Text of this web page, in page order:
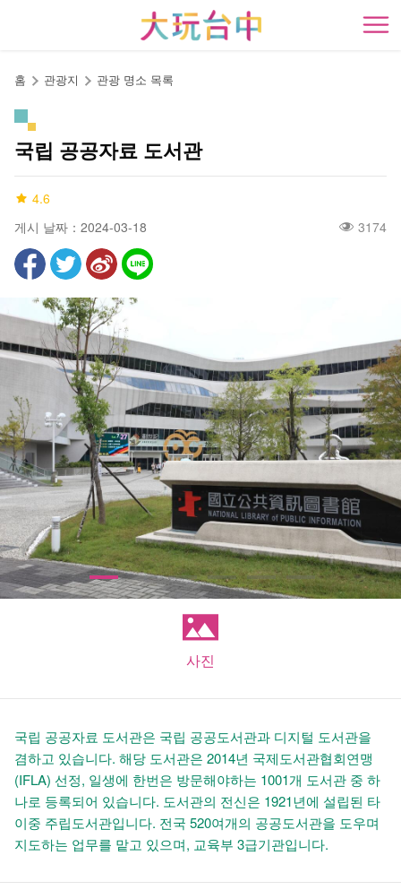
開
홈 관광지 관광 명소 목록
국립 공공자료 도서관
4.6
게시 날짜：2024-03-18
3174
사진
국립 공공자료 도서관은 국립 공공도서관과 디지털 도서관을
겸하고 있습니다. 해당 도서관은 2014년 국제도서관협회연맹
(IFLA) 선정, 일생에 한번은 방문해야하는 1001개 도서관 중 하
나로 등록되어 있습니다. 도서관의 전신은 1921년에 설립된 타
이중 주립도서관입니다. 전국 520여개의 공공도서관을 도우며
지도하는 업무를 맡고 있으며, 교육부 3급기관입니다.